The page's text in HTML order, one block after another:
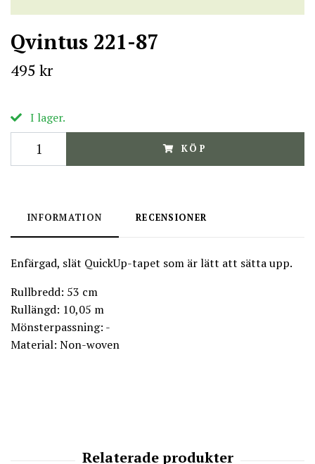
Qvintus 221-87
495 kr
I lager.
KÖP
INFORMATION RECENSIONER
Enfärgad, slät QuickUp-tapet som är lätt att sätta upp.
Rullbredd: 53 cm
Rullängd: 10,05 m
Mönsterpassning: -
Material: Non-woven